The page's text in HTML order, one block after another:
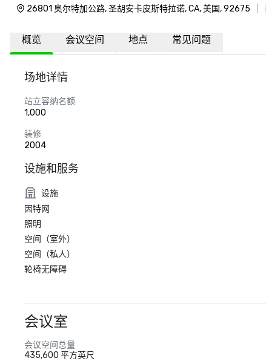
26801 奥尔特加公路, 圣胡安卡皮斯特拉诺, CA, 美国, 92675
概览 会议空间 地点 常见问题
场地详情
站立容纳名额
1,000
装修
2004
设施和服务
设施
因特网
照明
空间（室外）
空间（私人）
轮椅无障碍
会议室
会议空间总量
435,600 平方英尺